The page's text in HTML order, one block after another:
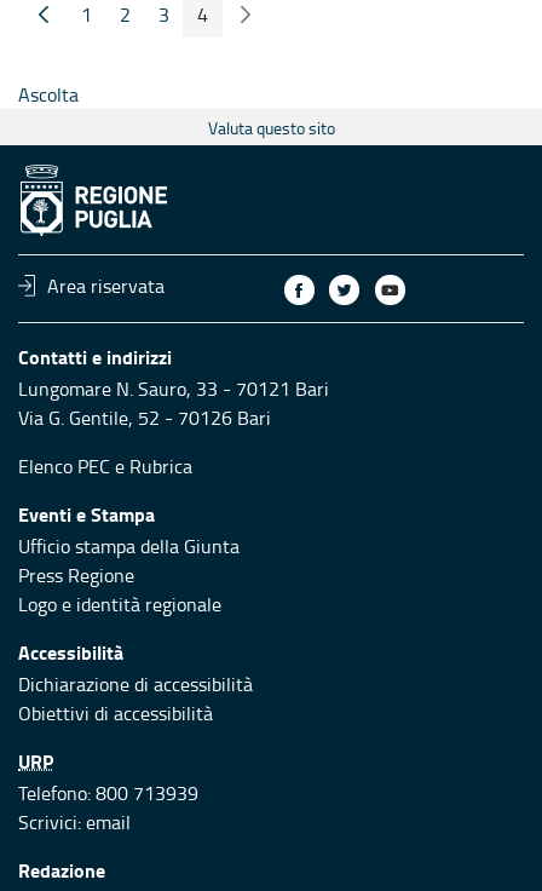
Pagina Precedente
Pagina
1 Pagina
2 Pagina
3 Pagina
4 Pagina Seguente
Ascolta
Valuta questo sito
Area riservata
Contatti e indirizzi
Lungomare N. Sauro, 33 - 70121 Bari
Via G. Gentile, 52 - 70126 Bari
Elenco PEC e Rubrica
Eventi e Stampa
Ufficio stampa della Giunta
Press Regione
Logo e identità regionale
Accessibilità
Dichiarazione di accessibilità
Obiettivi di accessibilità
URP
Telefono: 800 713939
Scrivici:email
Redazione